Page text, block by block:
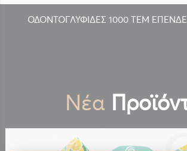
ΟΔΟΝΤΟΓΛΥΦΙΔΕΣ 1000 ΤΕΜ
Νέα